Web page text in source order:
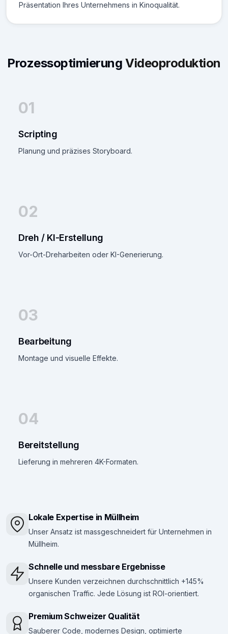
Präsentation Ihres Unternehmens in Kinoqualität.
ProzessoptimierungVideoproduktion
01
Scripting
Planung und präzises Storyboard.
02
Dreh / KI-Erstellung
Vor-Ort-Dreharbeiten oder KI-Generierung.
03
Bearbeitung
Montage und visuelle Effekte.
04
Bereitstellung
Lieferung in mehreren 4K-Formaten.
Lokale Expertise in Müllheim
Unser Ansatz ist massgeschneidert für Unternehmen in
Müllheim.
Schnelle und messbare Ergebnisse
Unsere Kunden verzeichnen durchschnittlich +145%
organischen Traffic. Jede Lösung ist ROI-orientiert.
Premium Schweizer Qualität
Sauberer Code, modernes Design, optimierte